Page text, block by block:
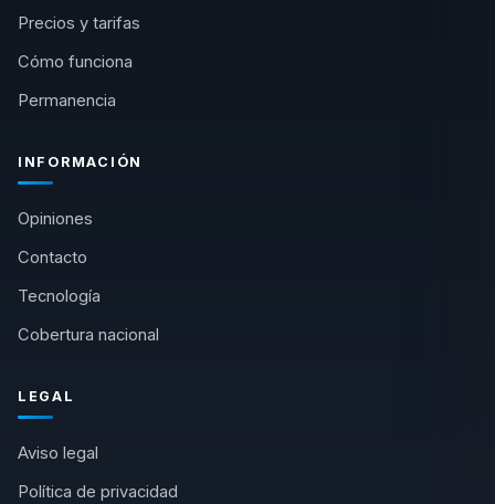
Precios y tarifas
Cómo funciona
Permanencia
INFORMACIÓN
Opiniones
Contacto
Tecnología
Cobertura nacional
LEGAL
Aviso legal
Política de privacidad